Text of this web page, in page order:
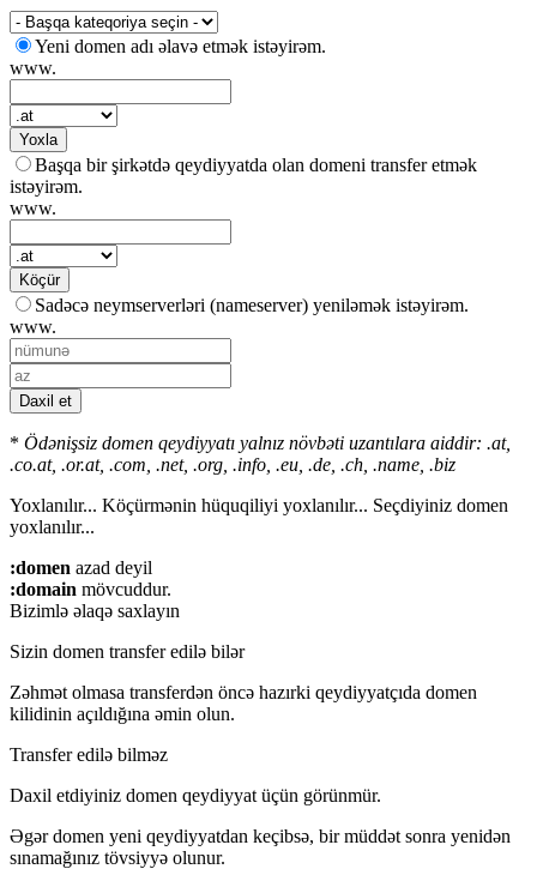
Yeni domen adı əlavə etmək istəyirəm.
www.
Yoxla
Başqa bir şirkətdə qeydiyyatda olan domeni transfer etmək
istəyirəm.
www.
Köçür
Sadəcə neymserverləri (nameserver) yeniləmək istəyirəm.
www.
Daxil et
* Ödənişsiz domen qeydiyyatı yalnız növbəti uzantılara aiddir: .at,
.co.at, .or.at, .com, .net, .org, .info, .eu, .de, .ch, .name, .biz
Yoxlanılır... Köçürmənin hüquqiliyi yoxlanılır... Seçdiyiniz domen
yoxlanılır...
:domen azad deyil
:domain mövcuddur.
Bizimlə əlaqə saxlayın
Sizin domen transfer edilə bilər
Zəhmət olmasa transferdən öncə hazırki qeydiyyatçıda domen
kilidinin açıldığına əmin olun.
Transfer edilə bilməz
Daxil etdiyiniz domen qeydiyyat üçün görünmür.
Əgər domen yeni qeydiyyatdan keçibsə, bir müddət sonra yenidən
sınamağınız tövsiyyə olunur.